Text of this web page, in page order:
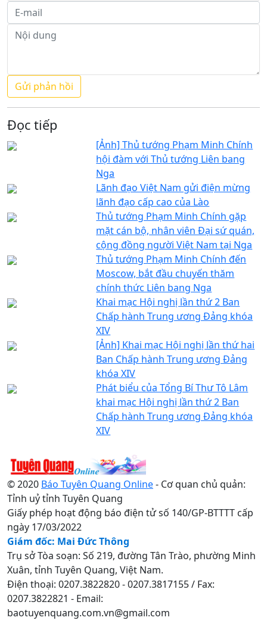
Đọc tiếp
[Ảnh] Thủ tướng Phạm Minh Chính
hội đàm với Thủ tướng Liên bang
Nga
Lãnh đạo Việt Nam gửi điện mừng
lãnh đạo cấp cao của Lào
Thủ tướng Phạm Minh Chính gặp
mặt cán bộ, nhân viên Đại sứ quán,
cộng đồng người Việt Nam tại Nga
Thủ tướng Phạm Minh Chính đến
Moscow, bắt đầu chuyến thăm
chính thức Liên bang Nga
Khai mạc Hội nghị lần thứ 2 Ban
Chấp hành Trung ương Đảng khóa
XIV
[Ảnh] Khai mạc Hội nghị lần thứ hai
Ban Chấp hành Trung ương Đảng
khóa XIV
Phát biểu của Tổng Bí Thư Tô Lâm
khai mạc Hội nghị lần thứ 2 Ban
Chấp hành Trung ương Đảng khóa
XIV
© 2020 Báo Tuyên Quang Online- Cơ quan chủ quản:
Tỉnh uỷ tỉnh Tuyên Quang
Giấy phép hoạt động báo điện tử số 140/GP-BTTTT cấp
ngày 17/03/2022
Giám đốc: Mai Đức Thông
Trụ sở Tòa soạn: Số 219, đường Tân Trào, phường Minh
Xuân, tỉnh Tuyên Quang, Việt Nam.
Điện thoại: 0207.3822820 - 0207.3817155 / Fax:
0207.3822821 - Email:
baotuyenquang.com.vn@gmail.com